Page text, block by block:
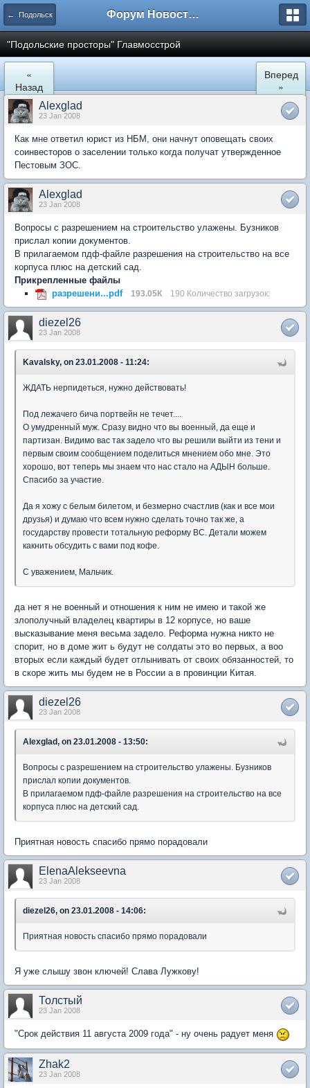
← Подольск Форум Новостройки
"Подольские просторы" Главмосстрой
«
Назад
Вперед
»
Alexglad
23 Jan 2008
Как мне ответил юрист из НБМ, они начнут оповещать своих
соинвесторов о заселении только когда получат утвержденное
Пестовым ЗОС.
Alexglad
23 Jan 2008
Вопросы с разрешением на строительство улажены. Бузников
прислал копии документов.
В прилагаемом пдф-файле разрешения на строительство на все
корпуса плюс на детский сад.
Прикрепленные файлы
разрешени...pdf
193.05К 190 Количество загрузок:
diezel26
23 Jan 2008
Kavalsky, on 23.01.2008 - 11:24:
ЖДАТЬ нерпидеться, нужно действовать!
Под лежачего бича портвейн не течет....
О умудренный муж. Сразу видно что вы военный, да еще и
партизан. Видимо вас так задело что вы решили выйти из тени и
первым своим сообщением поделиться мнением обо мне. Это
хорошо, вот теперь мы знаем что нас стало на АДЫН больше.
Спасибо за участие.
Да я хожу с белым билетом, и безмерно счастлив (как и все мои
друзья) и думаю что всем нужно сделать точно так же, а
государству провести тотальную реформу ВС. Детали можем
какнить обсудить с вами под кофе.
С уважением, Мальчик.
да нет я не военный и отношения к ним не имею и такой же
злополучный владелец квартиры в 12 корпусе, но ваше
высказывание меня весьма задело. Реформа нужна никто не
спорит, но в доме жит ь будут не солдаты это во первых, а воо
вторых если каждый будет отлынивать от своих обязанностей, то
в скоре жить мы будем не в России а в провинции Китая.
diezel26
23 Jan 2008
Alexglad, on 23.01.2008 - 13:50:
Вопросы с разрешением на строительство улажены. Бузников
прислал копии документов.
В прилагаемом пдф-файле разрешения на строительство на все
корпуса плюс на детский сад.
Приятная новость спасибо прямо порадовали
ElenaAlekseevna
23 Jan 2008
diezel26, on 23.01.2008 - 14:06:
Приятная новость спасибо прямо порадовали
Я уже слышу звон ключей! Слава Лужкову!
Толстый
23 Jan 2008
"Срок действия 11 августа 2009 года" - ну очень радует меня
Zhak2
23 Jan 2008